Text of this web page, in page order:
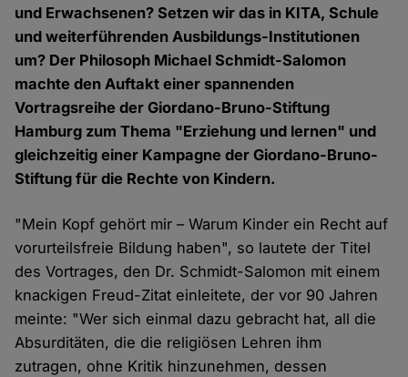
und Erwachsenen? Setzen wir das in KITA, Schule
und weiterführenden Ausbildungs-Institutionen
um? Der Philosoph Michael Schmidt-Salomon
machte den Auftakt einer spannenden
Vortragsreihe der Giordano-Bruno-Stiftung
Hamburg zum Thema "Erziehung und lernen" und
gleichzeitig einer Kampagne der Giordano-Bruno-
Stiftung für die Rechte von Kindern.
"Mein Kopf gehört mir – Warum Kinder ein Recht auf
vorurteilsfreie Bildung haben", so lautete der Titel
des Vortrages, den Dr. Schmidt-Salomon mit einem
knackigen Freud-Zitat einleitete, der vor 90 Jahren
meinte: "Wer sich einmal dazu gebracht hat, all die
Absurditäten, die die religiösen Lehren ihm
zutragen, ohne Kritik hinzunehmen, dessen